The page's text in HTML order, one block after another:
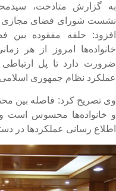
گزارش متادخت،
شورای فضای مجازی
حلقه مفقوده بین
امروز از هر
دارد تا پل
نظام جمهوری اسلامی
تصریح کرد: فاصله بین
خانواده‌ها محسوس است و
رسانی عملکردها در